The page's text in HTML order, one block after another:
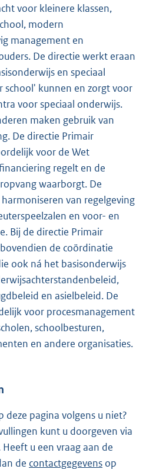
voor kleinere klassen,
modern
management en
De directie werkt eraan
en speciaal
school' kunnen en zorgt voor
voor speciaal onderwijs.
maken gebruik van
De directie Primair
voor de Wet
regelt en de
waarborgt. De
van regelgeving
en voor- en
Bij de directie Primair
de coördinatie
ook ná het basisonderwijs
en asielbeleid. De
voor procesmanagement
schoolbesturen,
en andere organisaties.
pagina volgens u niet?
kunt u doorgeven via
Heeft u een vraag aan de
de contactgegevens op